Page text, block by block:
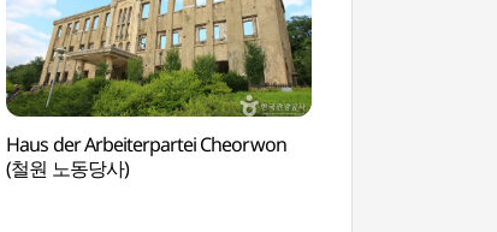
Haus der Arbeiterpartei Cheorwon
(철원 노동당사)